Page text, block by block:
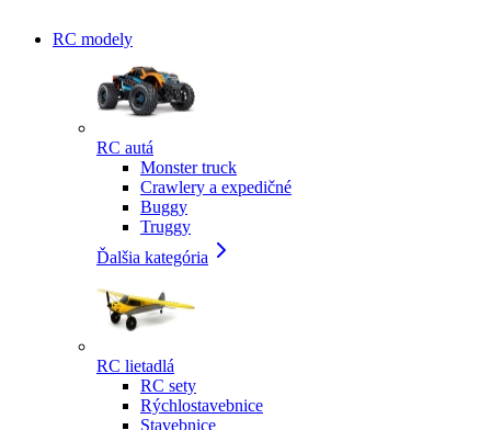
RC modely
RC autá
Monster truck
Crawlery a expedičné
Buggy
Truggy
Ďalšia kategória
RC lietadlá
RC sety
Rýchlostavebnice
Stavebnice